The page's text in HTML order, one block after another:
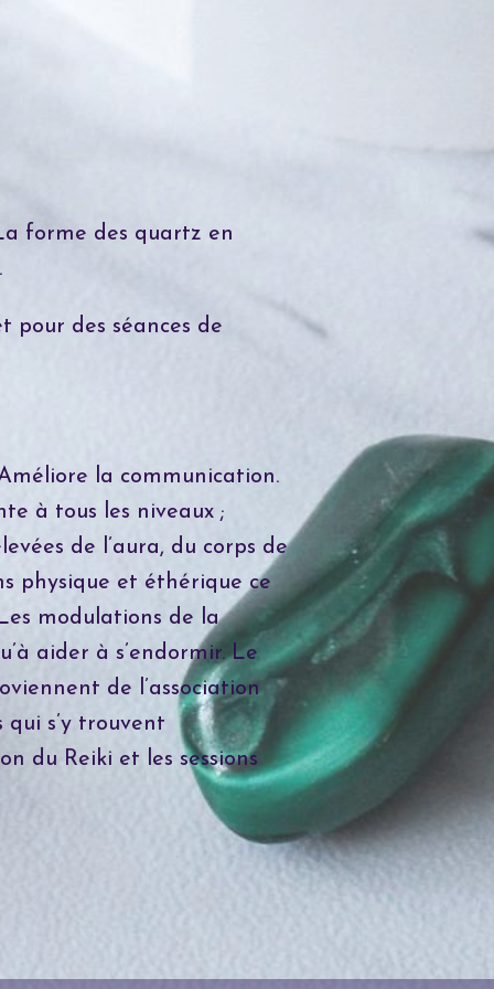
forme des quartz en
pour des séances de
la communication.
à tous les niveaux ;
de l’aura, du corps de
physique et éthérique ce
modulations de la
aider à s’endormir. Le
de l’association
s’y trouvent
du Reiki et les sessions